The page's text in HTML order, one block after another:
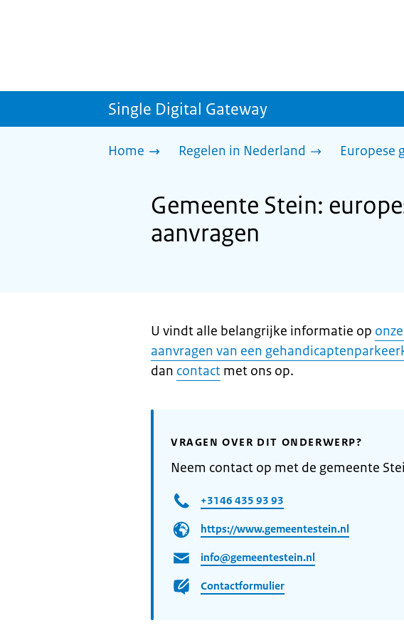
Single Digital Gateway
Home Regelen in Nederland Europese
Gemeente Stein:
aanvragen
U vindt alle belangrijke informatie op
aanvragen van een
dan contact met ons op.
VRAGEN OVER DIT ONDERWERP?
Neem contact op met de gemeente
+3146 435 93 93
https://www.gemeentestein.nl
info@gemeentestein.nl
Contactformulier